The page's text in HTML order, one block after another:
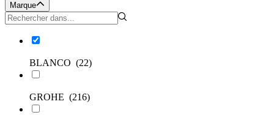
Marque
BLANCO (22)
GROHE (216)